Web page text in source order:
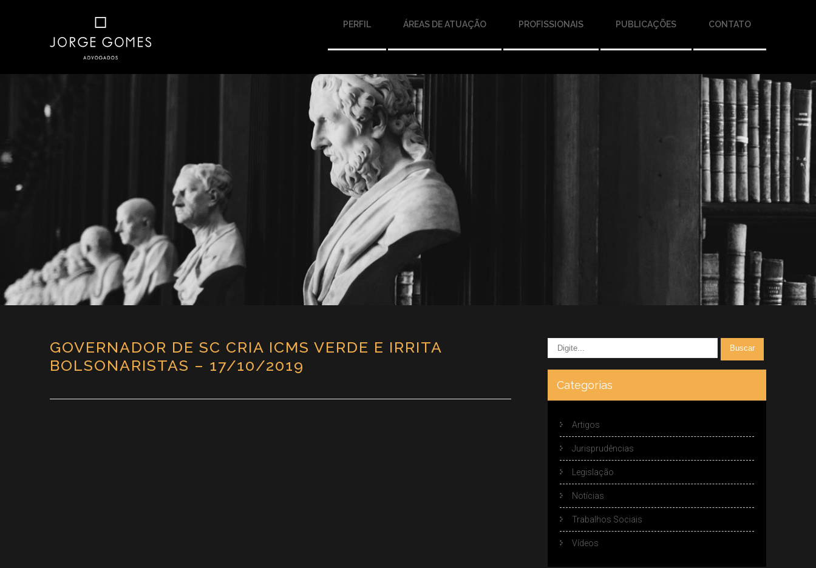
PERFIL ÁREAS DE ATUAÇÃO PROFISSIONAIS PUBLICAÇÕES CONTATO
GOVERNADOR DE SC CRIA ICMS VERDE E IRRITA
BOLSONARISTAS – 17/10/2019
Categorias
Artigos
Jurisprudências
Legislação
Notícias
Trabalhos Sociais
Vídeos